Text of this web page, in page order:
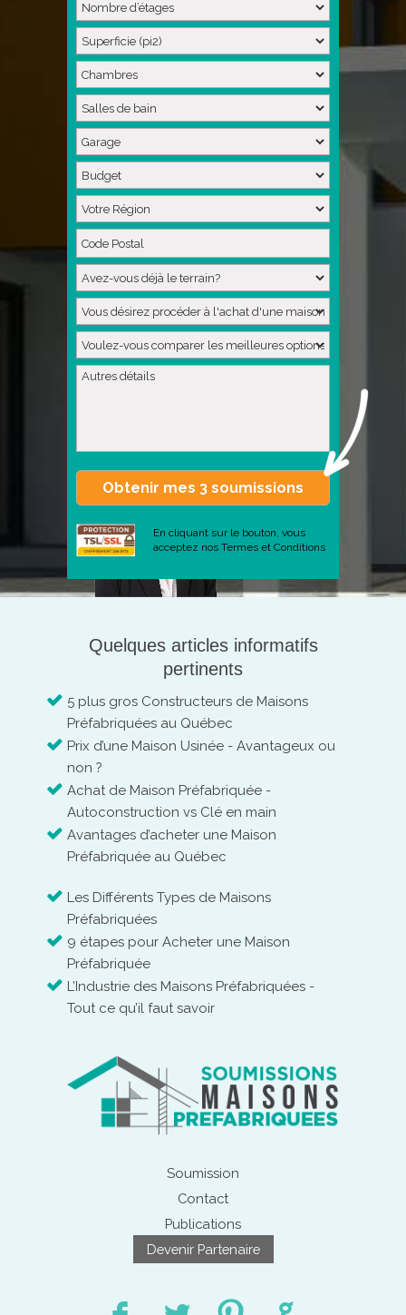
En cliquant sur le bouton, vous
acceptez nos Termes et Conditions
Quelques articles informatifs
pertinents
5 plus gros Constructeurs de Maisons
Préfabriquées au Québec
Prix d’une Maison Usinée - Avantageux ou
non ?
Achat de Maison Préfabriquée -
Autoconstruction vs Clé en main
Avantages d’acheter une Maison
Préfabriquée au Québec
Les Différents Types de Maisons
Préfabriquées
9 étapes pour Acheter une Maison
Préfabriquée
L’Industrie des Maisons Préfabriquées -
Tout ce qu’il faut savoir
Soumission
Contact
Publications
Devenir Partenaire